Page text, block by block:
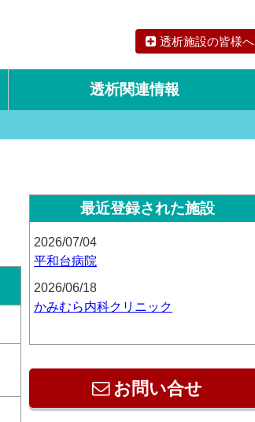
透析施設の皆様へ
透析関連情報
最近登録された施設
2026/07/04
平和台病院
2026/06/18
かみむら内科クリニック
お問い合せ